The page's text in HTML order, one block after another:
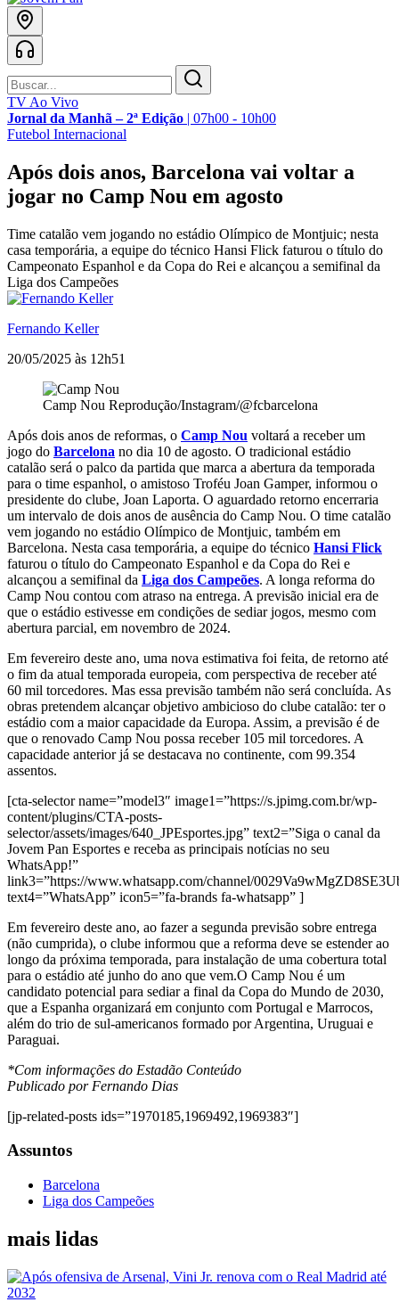
TV Ao Vivo
Jornal da Manhã – 2ª Edição | 07h00 - 10h00
Futebol Internacional
Após dois anos, Barcelona vai voltar a
jogar no Camp Nou em agosto
Time catalão vem jogando no estádio Olímpico de Montjuic; nesta
casa temporária, a equipe do técnico Hansi Flick faturou o título do
Campeonato Espanhol e da Copa do Rei e alcançou a semifinal da
Liga dos Campeões
Fernando Keller
20/05/2025 às 12h51
Camp Nou Reprodução/Instagram/@fcbarcelona
Após dois anos de reformas, o Camp Nou voltará a receber um
jogo do Barcelona no dia 10 de agosto. O tradicional estádio
catalão será o palco da partida que marca a abertura da temporada
para o time espanhol, o amistoso Troféu Joan Gamper, informou o
presidente do clube, Joan Laporta. O aguardado retorno encerraria
um intervalo de dois anos de ausência do Camp Nou. O time catalão
vem jogando no estádio Olímpico de Montjuic, também em
Barcelona. Nesta casa temporária, a equipe do técnico Hansi Flick
faturou o título do Campeonato Espanhol e da Copa do Rei e
alcançou a semifinal da Liga dos Campeões. A longa reforma do
Camp Nou contou com atraso na entrega. A previsão inicial era de
que o estádio estivesse em condições de sediar jogos, mesmo com
abertura parcial, em novembro de 2024.
Em fevereiro deste ano, uma nova estimativa foi feita, de retorno até
o fim da atual temporada europeia, com perspectiva de receber até
60 mil torcedores. Mas essa previsão também não será concluída. As
obras pretendem alcançar objetivo ambicioso do clube catalão: ter o
estádio com a maior capacidade da Europa. Assim, a previsão é de
que o renovado Camp Nou possa receber 105 mil torcedores. A
capacidade anterior já se destacava no continente, com 99.354
assentos.
[cta-selector name=”model3″ image1=”https://s.jpimg.com.br/wp-
content/plugins/CTA-posts-
selector/assets/images/640_JPEsportes.jpg” text2=”Siga o canal da
Jovem Pan Esportes e receba as principais notícias no seu
WhatsApp!”
link3=”https://www.whatsapp.com/channel/
text4=”WhatsApp” icon5=”fa-brands fa-whatsapp” ]
Em fevereiro deste ano, ao fazer a segunda previsão sobre entrega
(não cumprida), o clube informou que a reforma deve se estender ao
longo da próxima temporada, para instalação de uma cobertura total
para o estádio até junho do ano que vem.O Camp Nou é um
candidato potencial para sediar a final da Copa do Mundo de 2030,
que a Espanha organizará em conjunto com Portugal e Marrocos,
além do trio de sul-americanos formado por Argentina, Uruguai e
Paraguai.
*Com informações do Estadão Conteúdo
Publicado por Fernando Dias
[jp-related-posts ids=”1970185,1969492,1969383″]
Assuntos
Barcelona
Liga dos Campeões
mais lidas